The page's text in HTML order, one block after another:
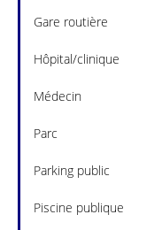
Gare routière
Hôpital/clinique
Médecin
Parc
Parking public
Piscine publique